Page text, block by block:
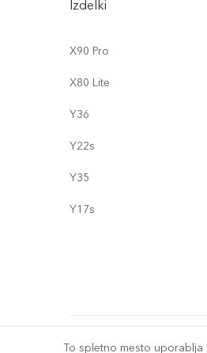
Izdelki
X90 Pro
X80 Lite
Y36
Y22s
Y35
Y17s
© 2026 vivo Mobile
To spletno mesto uporablja